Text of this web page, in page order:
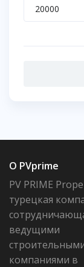
О PVprime
PV PRIME
турецкая
ведущими
компаниями в